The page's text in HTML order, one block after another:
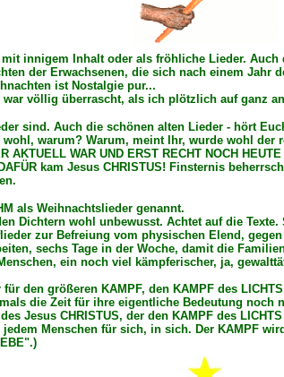
innigem Inhalt oder als fröhliche Lieder.
der Erwachsenen, die sich nach einem
ist Nostalgie pur...
völlig überrascht, als ich plötzlich auf ganz
sind. Auch die schönen alten Lieder - hört
warum? Warum, meint Ihr, wurde wohl
AKTUELL WAR UND ERST RECHT NOCH
kam Jesus CHRISTUS! Finsternis
als Weihnachtslieder genannt.
Dichtern wohl unbewusst. Achtet auf die
zur Befreiung vom physischen Elend,
sechs Tage in der Woche, damit die
ein noch viel kämpferischer, ja,
den größeren KAMPF, den KAMPF des
die Zeit für ihre eigentliche Bedeutung noch
Jesus CHRISTUS, der den KAMPF des
Menschen für sich, in sich. Der KAMPF